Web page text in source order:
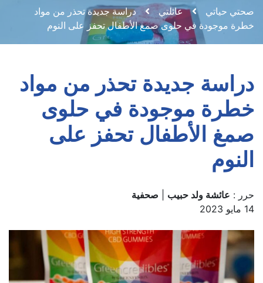
صحتي حياتي عائلتي
دراسة جديدة تحذر من مواد
خطرة موجودة في حلوى صمغ الأطفال تحفز على النوم
دراسة جديدة تحذر من مواد
خطرة موجودة في حلوى
صمغ الأطفال تحفز على
النوم
حرر : عائشة ولد حبيب
صحفية
14 مايو 2023